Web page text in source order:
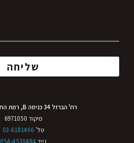
שליחה
רח' הברזל 34 כניסה B, רמת החייל, תל אביב
מיקוד 6971050
טל' 03-6181466